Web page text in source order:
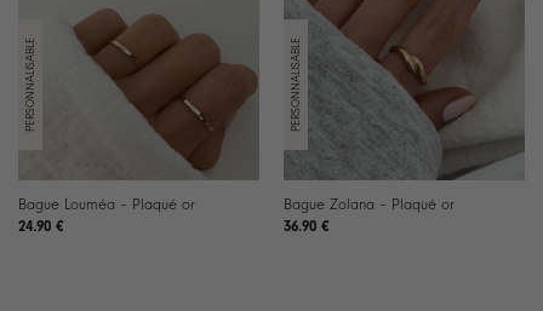
Bague Louméa – Plaqué or
24.90 €
Bague Zolana – Plaqué or
36.90 €